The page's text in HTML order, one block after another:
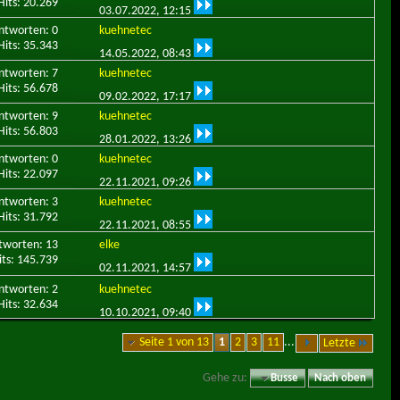
20.269
03.07.2022, 12:15
0
35.343
kuehnetec
14.05.2022, 08:43
7
56.678
kuehnetec
09.02.2022, 17:17
9
56.803
kuehnetec
28.01.2022, 13:26
0
22.097
kuehnetec
22.11.2021, 09:26
3
31.792
kuehnetec
22.11.2021, 08:55
13
145.739
elke
02.11.2021, 14:57
2
32.634
kuehnetec
10.10.2021, 09:40
Seite 1 von 13 1 2 3 11 ... Letzte
Gehe zu: Busse Nach oben